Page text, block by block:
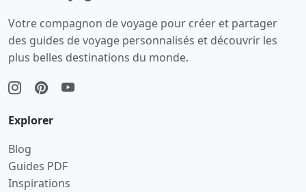
Votre compagnon de voyage pour créer et partager
des guides de voyage personnalisés et découvrir les
plus belles destinations du monde.
Explorer
Blog
Guides PDF
Inspirations